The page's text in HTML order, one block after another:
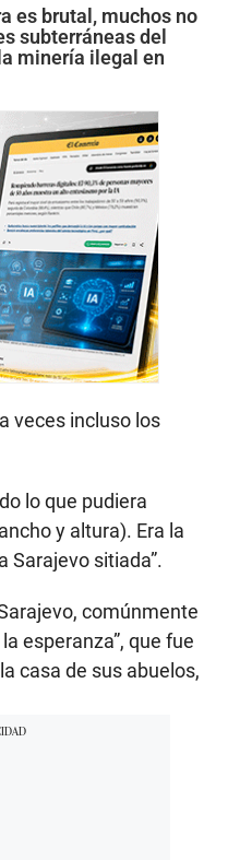
es brutal, muchos no
subterráneas del
minería ilegal en
veces incluso los
lo que pudiera
y altura). Era la
Sarajevo sitiada”.
comúnmente
esperanza”, que fue
casa de sus abuelos,